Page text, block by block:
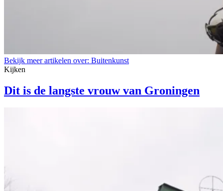
Bekijk meer artikelen over: Buitenkunst
Kijken
Dit is de langste vrouw van Groningen